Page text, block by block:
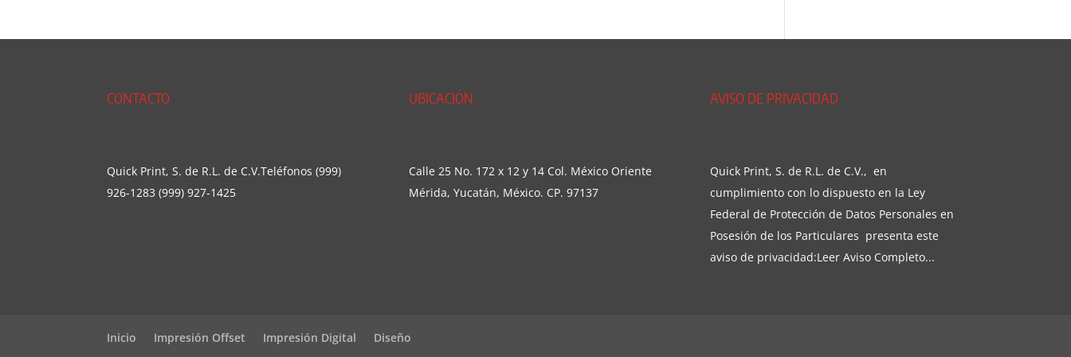
CONTACTO
Quick Print, S. de R.L. de C.V.Teléfonos (999)
926-1283 (999) 927-1425
UBICACIÓN
Calle 25 No. 172 x 12 y 14 Col. México Oriente
Mérida, Yucatán, México. CP. 97137
AVISO DE PRIVACIDAD
Quick Print, S. de R.L. de C.V., en
cumplimiento con lo dispuesto en la Ley
Federal de Protección de Datos Personales en
Posesión de los Particulares presenta este
aviso de privacidad:Leer Aviso Completo...
Inicio Impresión Offset Impresión Digital Diseño